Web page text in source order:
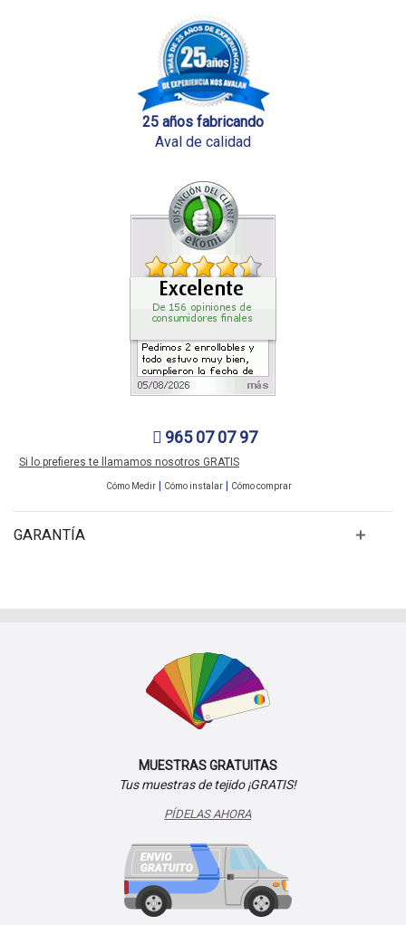
25 años fabricando
Aval de calidad
965 07 07 97
Si lo prefieres te llamamos nosotros GRATIS
Cómo Medir| Cómo instalar| Cómo comprar
GARANTÍA
MUESTRAS GRATUITAS
Tus muestras de tejido ¡GRATIS!
PÍDELAS AHORA